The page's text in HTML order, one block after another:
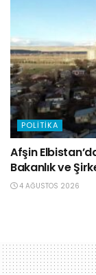
POLITIKA
Afşin
Bakanlık ve
4 AĞUSTOS 2026